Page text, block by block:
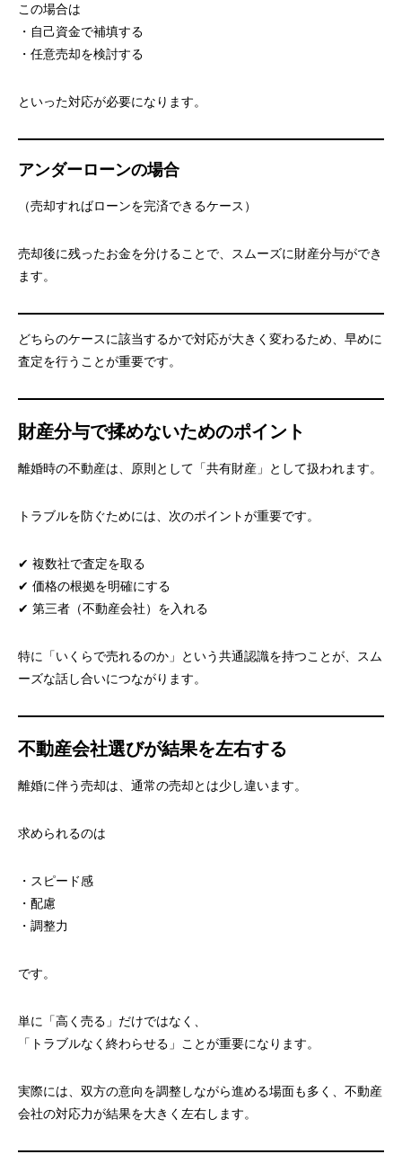
この場合は
・自己資金で補填する
・任意売却を検討する
といった対応が必要になります。
アンダーローンの場合
（売却すればローンを完済できるケース）
売却後に残ったお金を分けることで、スムーズに財産分与ができ
ます。
どちらのケースに該当するかで対応が大きく変わるため、早めに
査定を行うことが重要です。
財産分与で揉めないためのポイント
離婚時の不動産は、原則として「共有財産」として扱われます。
トラブルを防ぐためには、次のポイントが重要です。
✔ 複数社で査定を取る
✔ 価格の根拠を明確にする
✔ 第三者（不動産会社）を入れる
特に「いくらで売れるのか」という共通認識を持つことが、スム
ーズな話し合いにつながります。
不動産会社選びが結果を左右する
離婚に伴う売却は、通常の売却とは少し違います。
求められるのは
・スピード感
・配慮
・調整力
です。
単に「高く売る」だけではなく、
「トラブルなく終わらせる」ことが重要になります。
実際には、双方の意向を調整しながら進める場面も多く、不動産
会社の対応力が結果を大きく左右します。